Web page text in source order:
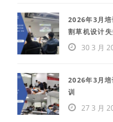
2026年3月
割草机设计
30 3 月
2026年3月
训
27 3 月